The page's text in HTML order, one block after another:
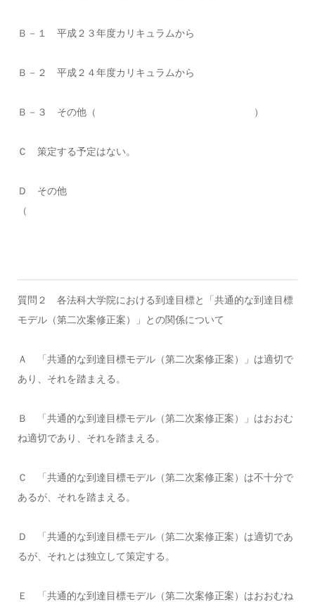
Ｂ－１ 平成２３年度カリキュラムから
Ｂ－２ 平成２４年度カリキュラムから
Ｂ－３ その他（ ）
Ｃ 策定する予定はない。
Ｄ その他
（
質問２ 各法科大学院における到達目標と「共通的な到達目標
モデル（第二次案修正案）」との関係について
Ａ 「共通的な到達目標モデル（第二次案修正案）」は適切で
あり、それを踏まえる。
Ｂ 「共通的な到達目標モデル（第二次案修正案）」はおおむ
ね適切であり、それを踏まえる。
Ｃ 「共通的な到達目標モデル（第二次案修正案）は不十分で
あるが、それを踏まえる。
Ｄ 「共通的な到達目標モデル（第二次案修正案）は適切であ
るが、それとは独立して策定する。
Ｅ 「共通的な到達目標モデル（第二次案修正案）はおおむね